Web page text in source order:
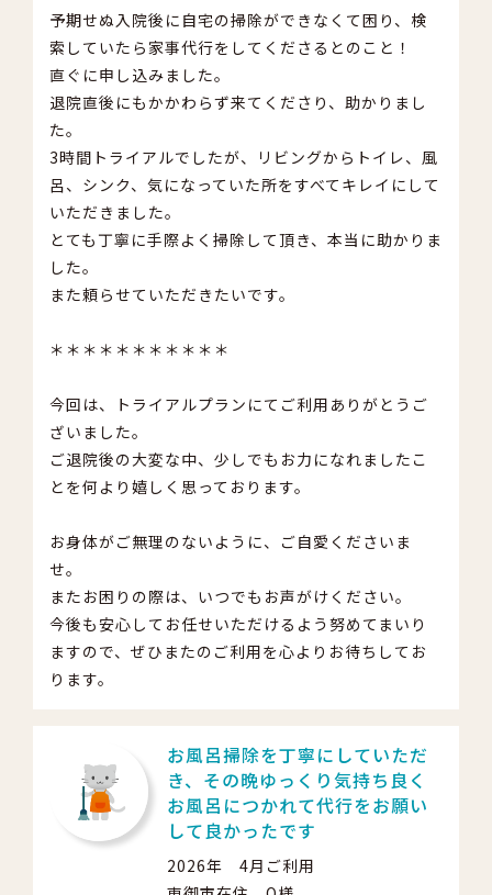
予期せぬ入院後に自宅の掃除ができなくて困り、検
索していたら家事代行をしてくださるとのこと！
直ぐに申し込みました。
退院直後にもかかわらず来てくださり、助かりまし
た。
3時間トライアルでしたが、リビングからトイレ、風
呂、シンク、気になっていた所をすべてキレイにして
いただきました。
とても丁寧に手際よく掃除して頂き、本当に助かりま
した。
また頼らせていただきたいです。
＊＊＊＊＊＊＊＊＊＊＊
今回は、トライアルプランにてご利用ありがとうご
ざいました。
ご退院後の大変な中、少しでもお力になれましたこ
とを何より嬉しく思っております。
お身体がご無理のないように、ご自愛くださいま
せ。
またお困りの際は、いつでもお声がけください。
今後も安心してお任せいただけるよう努めてまいり
ますので、ぜひまたのご利用を心よりお待ちしてお
ります。
お風呂掃除を丁寧にしていただ
き、その晩ゆっくり気持ち良く
お風呂につかれて代行をお願い
して良かったです
2026年 4月ご利用